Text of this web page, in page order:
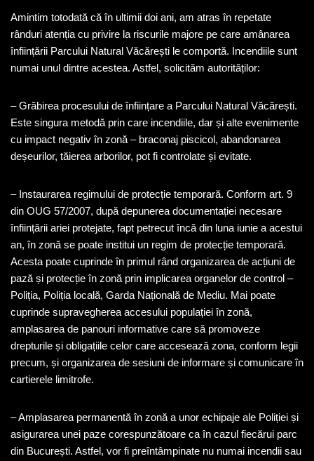
Amintim totodată că în ultimii doi ani, am atras în repetate
rânduri atenția cu privire la riscurile majore pe care amânarea
înființării Parcului Natural Văcărești le comportă. Incendiile sunt
numai unul dintre acestea. Astfel, solicităm autorităților:
– Grăbirea procesului de înființare a Parcului Natural Văcărești.
Este singura metodă prin care incendiile, dar și alte evenimente
cu impact negativ în zonă – braconaj piscicol, abandonarea
deșeurilor, tăierea arborilor, pot fi controlate și evitate.
– Instaurarea regimului de protecție temporară. Conform art. 9
din OUG 57/2007, după depunerea documentației necesare
înființării ariei protejate, fapt petrecut încă din luna iunie a acestui
an, în zonă se poate institui un regim de protecție temporară.
Acesta poate cuprinde în primul rând organizarea de acțiuni de
pază și protecție în zonă prin implicarea organelor de control –
Poliția, Poliția locală, Garda Națională de Mediu. Mai poate
cuprinde supravegherea accesului populației în zonă,
amplasarea de panouri informative care să promoveze
drepturile și obligațiile celor care accesează zona, conform legii
precum, și organizarea de sesiuni de informare și comunicare în
cartierele limitrofe.
– Amplasarea permanentă în zonă a unor echipaje ale Poliției și
asigurarea unei paze corespunzătoare ca în cazul fiecărui parc
din București. Astfel, vor fi preîntâmpinate nu numai incendii sau